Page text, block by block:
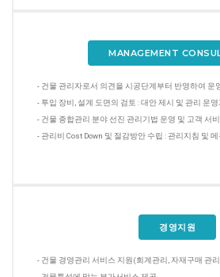
MANAGEMENT
- 건물 관리자로서 의견을 시공단계부터 반영하여 운
- 투입 장비, 설계 도면의 검토 : 대안 제시 및 관리 운영
- 건물 종합관리 분야 선진 관리기법 운영 및 고객 서비
- 관리비 Cost Down 및 절감방안 수립 : 관리지침 및 메
경영지원
- 건물 경영관리 서비스 지원(회계관리, 자재구매 관